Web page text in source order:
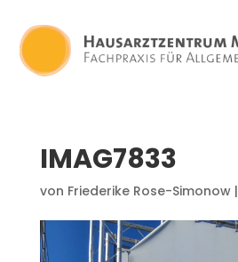
IMAG7833
von Friederike Rose-Simonow|